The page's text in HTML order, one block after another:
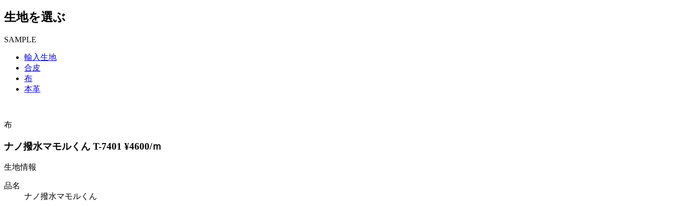
生地を選ぶ
SAMPLE
輸入生地
合皮
布
本革
布
ナノ撥水マモルくん T-7401 ¥4600/ｍ
生地情報
品名
ナノ撥水マモルくん